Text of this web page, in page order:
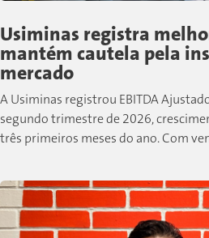
Usiminas registra
mantém cautela pela
mercado
A Usiminas registrou EBITDA
segundo trimestre de 2026,
três primeiros meses do ano. Com